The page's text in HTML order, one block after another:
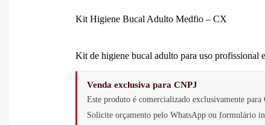
Kit Higiene Bucal Adulto Medfio – CX
Kit de higiene bucal adulto para uso profissional
Venda exclusiva para CNPJ
Este produto é comercializado exclusivamente para
Solicite orçamento pelo WhatsApp ou formulário